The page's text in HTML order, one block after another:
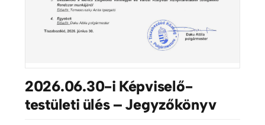
2026.06.30-i Képviselő-
testületi ülés – Jegyzőkönyv